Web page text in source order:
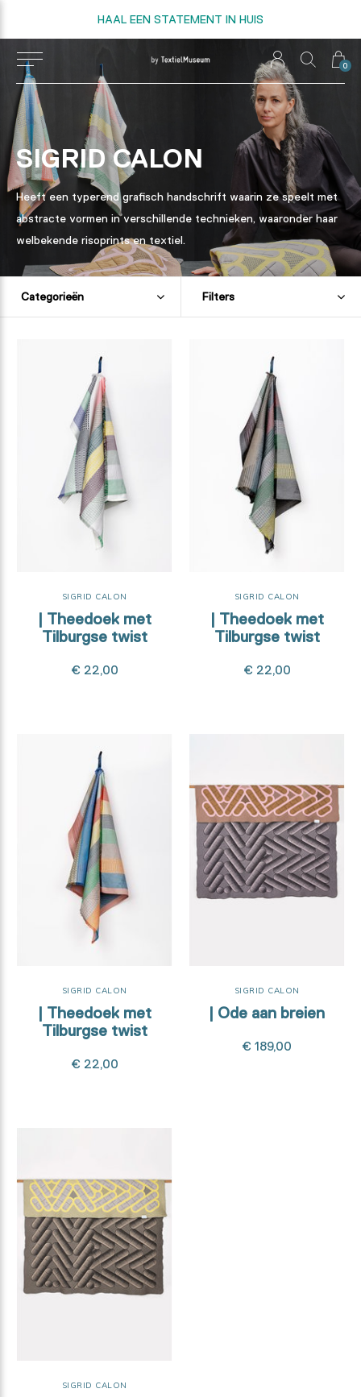
0
HAAL EEN STATEMENT IN HUIS
SIGRID CALON
Heeft een typerend grafisch handschrift waarin ze speelt met
abstracte vormen in verschillende technieken, waaronder haar
welbekende risoprints en textiel.
Categorieën Filters
SIGRID CALON
| Theedoek met
Tilburgse twist
€ 22,00
SIGRID CALON
| Theedoek met
Tilburgse twist
€ 22,00
SIGRID CALON
| Theedoek met
Tilburgse twist
€ 22,00
SIGRID CALON
| Ode aan breien
€ 189,00
SIGRID CALON